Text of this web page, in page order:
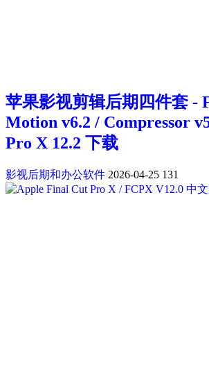
苹果影视剪辑后期四件套 -
Motion v6.2 / Compressor
Pro X 12.2 下载
影视后期和办公软件 2026-04-25 131